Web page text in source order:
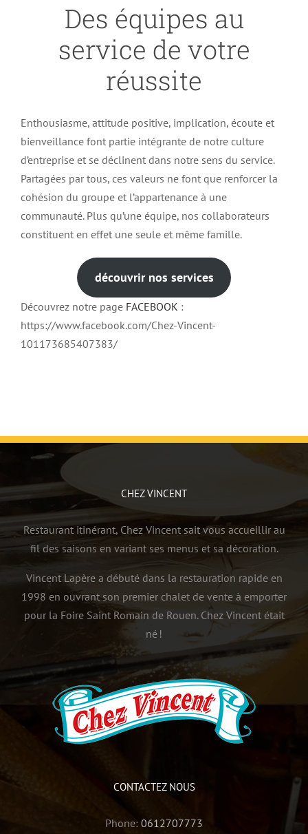
Des équipes au
service de votre
réussite
Enthousiasme, attitude positive, implication, écoute et
bienveillance font partie intégrante de notre culture
d’entreprise et se déclinent dans notre sens du service.
Partagées par tous, ces valeurs ne font que renforcer la
cohésion du groupe et l’appartenance à une
communauté. Plus qu’une équipe, nos collaborateurs
constituent en effet une seule et même famille.
découvrir nos services
Découvrez notre page FACEBOOK :
https://www.facebook.com/Chez-Vincent-
101173685407383/
CHEZ VINCENT
Restaurant itinérant, Chez Vincent sait vous accueillir au
fil des saisons en variant ses menus et sa décoration.
Vincent Lapère a débuté dans la restauration rapide en
1998 en ouvrant son premier chalet de vente à emporter
pour la Foire Saint Romain de Rouen. Chez Vincent était
né !
CONTACTEZ NOUS
Phone: 0612707773